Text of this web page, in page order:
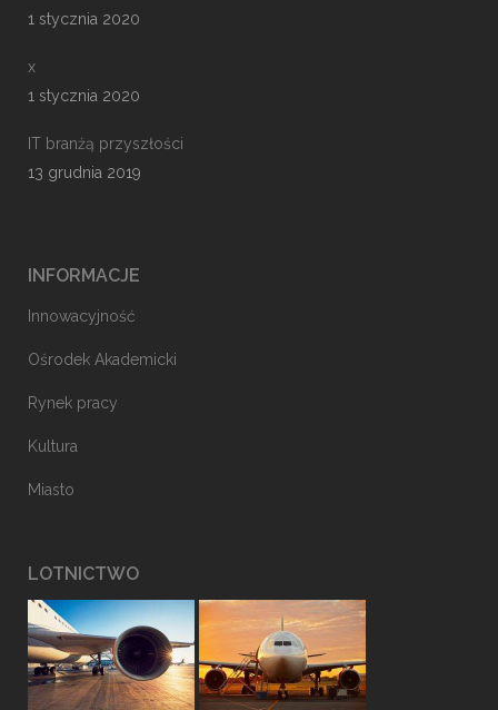
1 stycznia 2020
x
1 stycznia 2020
IT branżą przyszłości
13 grudnia 2019
INFORMACJE
Innowacyjność
Ośrodek Akademicki
Rynek pracy
Kultura
Miasto
LOTNICTWO